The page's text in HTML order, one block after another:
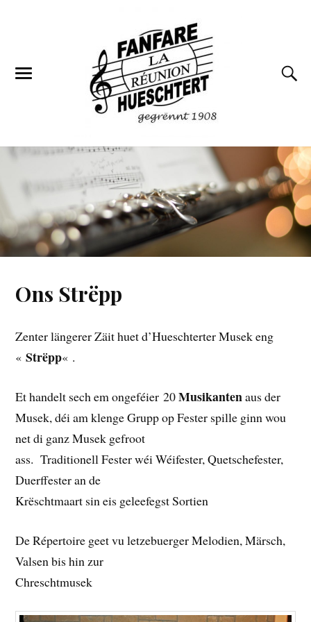
Ons Strëpp
Zenter längerer Zäit huet d’Hueschterter Musek eng
«Strëpp« .
Et handelt sech em ongeféier 20Musikantenaus der
Musek, déi am klenge Grupp op Fester spille ginn wou
net di ganz Musek gefroot
ass. Traditionell Fester wéi Wéifester, Quetschefester,
Duerffester an de
Krëschtmaart sin eis geleefegst Sortien
De Répertoire geet vu letzebuerger Melodien, Märsch,
Valsen bis hin zur
Chreschtmusek